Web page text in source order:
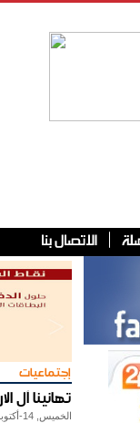
إجتماعيات
تهانينا آل
الخميس, 14-أكتوبر-2010